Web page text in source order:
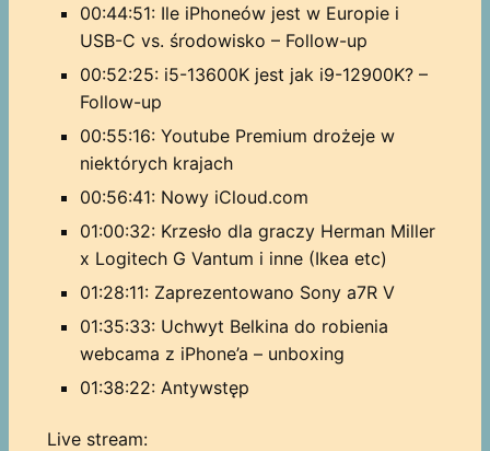
00:44:51: Ile iPhoneów jest w Europie i
USB-C vs. środowisko – Follow-up
00:52:25: i5-13600K jest jak i9-12900K? –
Follow-up
00:55:16: Youtube Premium drożeje w
niektórych krajach
00:56:41: Nowy iCloud.com
01:00:32: Krzesło dla graczy Herman Miller
x Logitech G Vantum i inne (Ikea etc)
01:28:11: Zaprezentowano Sony a7R V
01:35:33: Uchwyt Belkina do robienia
webcama z iPhone’a – unboxing
01:38:22: Antywstęp
Live stream: